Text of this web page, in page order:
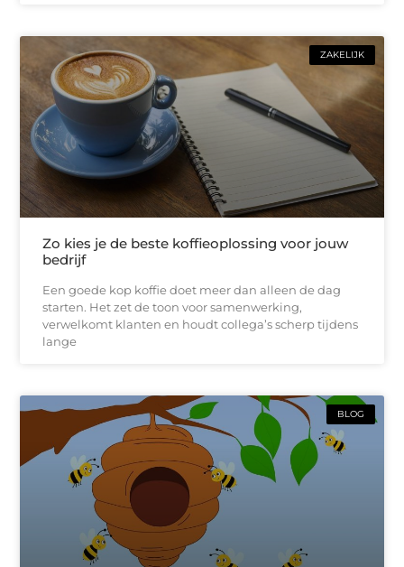
ZAKELIJK
Zo kies je de beste koffieoplossing voor jouw
bedrijf
Een goede kop koffie doet meer dan alleen de dag
starten. Het zet de toon voor samenwerking,
verwelkomt klanten en houdt collega’s scherp tijdens
lange
BLOG